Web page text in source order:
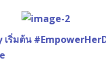
เริ่มต้น